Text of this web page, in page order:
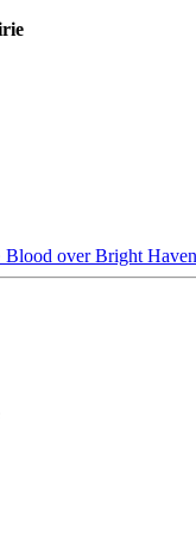
Blood over Bright Haven